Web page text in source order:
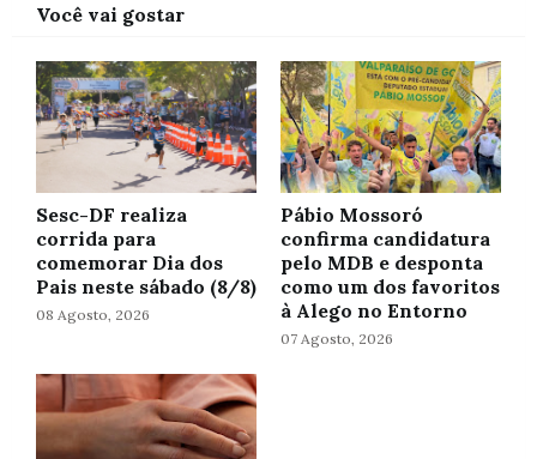
Você vai gostar
Sesc-DF realiza
corrida para
comemorar Dia dos
Pais neste sábado (8/8)
08 Agosto, 2026
Pábio Mossoró
confirma candidatura
pelo MDB e desponta
como um dos favoritos
à Alego no Entorno
07 Agosto, 2026